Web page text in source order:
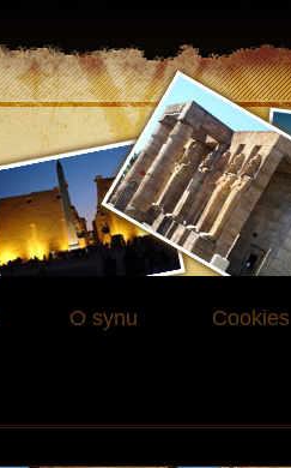
O synu Cookies